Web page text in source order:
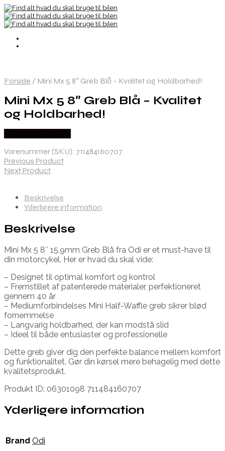
Forside / Mini Mx 5 8″ Greb Blå – Kvalitet og Holdbarhed!
Mini Mx 5 8″ Greb Blå – Kvalitet
og Holdbarhed!
Varenummer (SKU): 711484160707
Previous Product
Next Product
Beskrivelse
Yderligere information
Beskrivelse
Mini Mx 5 8″ 15,9mm Greb Blå fra Odi er et must-have til
din motorcykel. Her er hvad du skal vide:
– Designet til optimal komfort og kontrol
– Fremstillet af patenterede materialer, perfektioneret
gennem 40 år
– Mediumforbindelses Mini Half-Waffle greb sikrer blød
fornemmelse
– Langvarig holdbarhed, der kan modstå slid
– Ideel til både entusiaster og professionelle
Dette greb giver dig den perfekte balance mellem komfort
og funktionalitet. Gør din kørsel mere behagelig med dette
kvalitetsprodukt.
Produkt ID: 06301098 711484160707
Yderligere information
Brand Odi